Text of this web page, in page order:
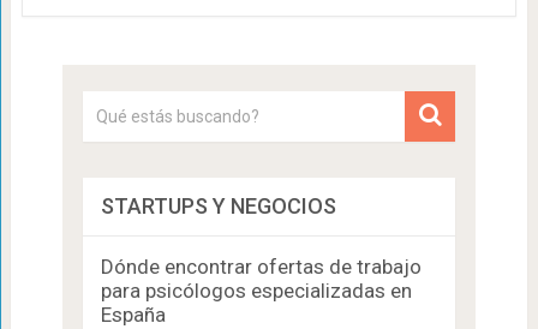
STARTUPS Y NEGOCIOS
Dónde encontrar ofertas de trabajo
para psicólogos especializadas en
España